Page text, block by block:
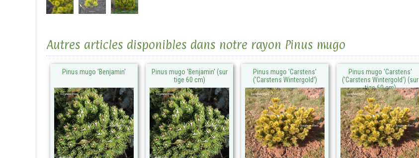
Autres articles disponibles dans notre rayon Pinus mugo
Pinus mugo 'Benjamin'
Pinus mugo 'Benjamin' (sur
tige 60 cm)
Pinus mugo 'Carstens'
('Carstens Wintergold')
Pinus mugo 'Carstens'
('Carstens Wintergold') (sur
tige 60 cm)